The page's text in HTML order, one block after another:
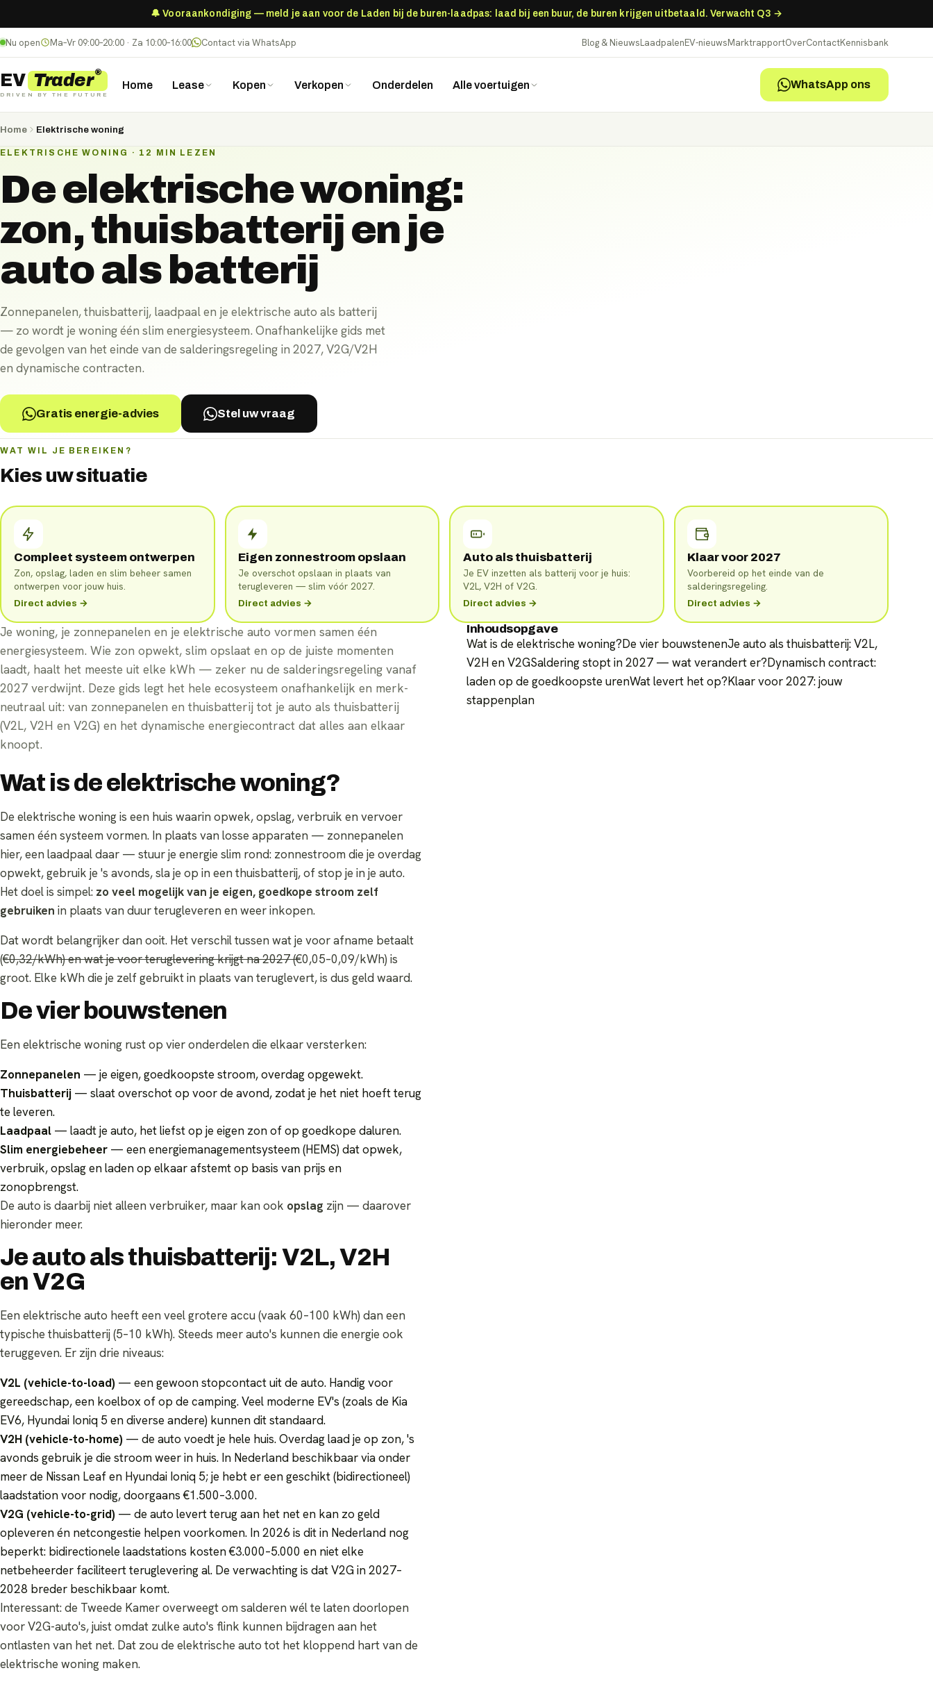
🔔 Vooraankondiging — meld je aan voor de Laden bij de buren-laadpas: laad bij een buur, de buren krijgen uitbetaald. Verwacht Q3 →
Nu open Ma–Vr 09:00–20:00 · Za 10:00–16:00 Contact via WhatsApp Blog & NieuwsLaadpalenEV-nieuwsMarktrapportOverContactKennisbank
EV Trader®
DRIVEN BY THE FUTURE
Home Lease Kopen Verkopen Onderdelen Alle voertuigen WhatsApp ons
Home Elektrische woning
ELEKTRISCHE WONING · 12 MIN LEZEN
De elektrische woning:
zon, thuisbatterij en je
auto als batterij
Zonnepanelen, thuisbatterij, laadpaal en je elektrische auto als batterij
— zo wordt je woning één slim energiesysteem. Onafhankelijke gids met
de gevolgen van het einde van de salderingsregeling in 2027, V2G/V2H
en dynamische contracten.
Gratis energie-advies Stel uw vraag
WAT WIL JE BEREIKEN?
Kies uw situatie
Compleet systeem ontwerpen
Zon, opslag, laden en slim beheer samen
ontwerpen voor jouw huis.
Direct advies →
Eigen zonnestroom opslaan
Je overschot opslaan in plaats van
terugleveren — slim vóór 2027.
Direct advies →
Auto als thuisbatterij
Je EV inzetten als batterij voor je huis:
V2L, V2H of V2G.
Direct advies →
Klaar voor 2027
Voorbereid op het einde van de
salderingsregeling.
Direct advies →
Je woning, je zonnepanelen en je elektrische auto vormen samen één
energiesysteem. Wie zon opwekt, slim opslaat en op de juiste momenten
laadt, haalt het meeste uit elke kWh — zeker nu de salderingsregeling vanaf
2027 verdwijnt. Deze gids legt het hele ecosysteem onafhankelijk en merk-
neutraal uit: van zonnepanelen en thuisbatterij tot je auto als thuisbatterij
(V2L, V2H en V2G) en het dynamische energiecontract dat alles aan elkaar
knoopt.
Wat is de elektrische woning?
De elektrische woning is een huis waarin opwek, opslag, verbruik en vervoer
samen één systeem vormen. In plaats van losse apparaten — zonnepanelen
hier, een laadpaal daar — stuur je energie slim rond: zonnestroom die je overdag
opwekt, gebruik je 's avonds, sla je op in een thuisbatterij, of stop je in je auto.
Het doel is simpel: zo veel mogelijk van je eigen, goedkope stroom zelf
gebruiken in plaats van duur terugleveren en weer inkopen.
Dat wordt belangrijker dan ooit. Het verschil tussen wat je voor afname betaalt
(€0,32/kWh) en wat je voor teruglevering krijgt na 2027 (€0,05–0,09/kWh) is
groot. Elke kWh die je zelf gebruikt in plaats van teruglevert, is dus geld waard.
De vier bouwstenen
Een elektrische woning rust op vier onderdelen die elkaar versterken:
Zonnepanelen — je eigen, goedkoopste stroom, overdag opgewekt.
Thuisbatterij — slaat overschot op voor de avond, zodat je het niet hoeft terug
te leveren.
Laadpaal — laadt je auto, het liefst op je eigen zon of op goedkope daluren.
Slim energiebeheer — een energiemanagementsysteem (HEMS) dat opwek,
verbruik, opslag en laden op elkaar afstemt op basis van prijs en
zonopbrengst.
De auto is daarbij niet alleen verbruiker, maar kan ook opslag zijn — daarover
hieronder meer.
Je auto als thuisbatterij: V2L, V2H
en V2G
Een elektrische auto heeft een veel grotere accu (vaak 60–100 kWh) dan een
typische thuisbatterij (5–10 kWh). Steeds meer auto's kunnen die energie ook
teruggeven. Er zijn drie niveaus:
V2L (vehicle-to-load) — een gewoon stopcontact uit de auto. Handig voor
gereedschap, een koelbox of op de camping. Veel moderne EV's (zoals de Kia
EV6, Hyundai Ioniq 5 en diverse andere) kunnen dit standaard.
V2H (vehicle-to-home) — de auto voedt je hele huis. Overdag laad je op zon, 's
avonds gebruik je die stroom weer in huis. In Nederland beschikbaar via onder
meer de Nissan Leaf en Hyundai Ioniq 5; je hebt er een geschikt (bidirectioneel)
laadstation voor nodig, doorgaans €1.500–3.000.
V2G (vehicle-to-grid) — de auto levert terug aan het net en kan zo geld
opleveren én netcongestie helpen voorkomen. In 2026 is dit in Nederland nog
beperkt: bidirectionele laadstations kosten €3.000–5.000 en niet elke
netbeheerder faciliteert teruglevering al. De verwachting is dat V2G in 2027–
2028 breder beschikbaar komt.
Interessant: de Tweede Kamer overweegt om salderen wél te laten doorlopen
voor V2G-auto's, juist omdat zulke auto's flink kunnen bijdragen aan het
ontlasten van het net. Dat zou de elektrische auto tot het kloppend hart van de
elektrische woning maken.
Inhoudsopgave
Wat is de elektrische woning?De vier bouwstenenJe auto als thuisbatterij: V2L,
V2H en V2GSaldering stopt in 2027 — wat verandert er?Dynamisch contract:
laden op de goedkoopste urenWat levert het op?Klaar voor 2027: jouw
stappenplan